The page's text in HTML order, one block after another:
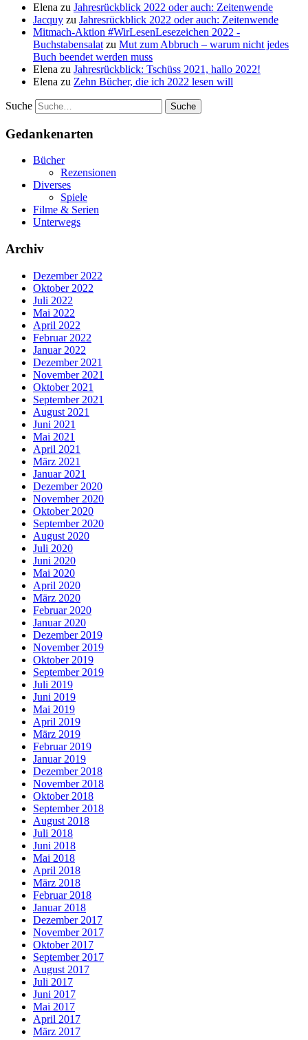
Elena zu Jahresrückblick 2022 oder auch: Zeitenwende
Jacquy zu Jahresrückblick 2022 oder auch: Zeitenwende
Mitmach-Aktion #WirLesenLesezeichen 2022 -
Buchstabensalat zu Mut zum Abbruch – warum nicht jedes
Buch beendet werden muss
Elena zu Jahresrückblick: Tschüss 2021, hallo 2022!
Elena zu Zehn Bücher, die ich 2022 lesen will
Suche
Gedankenarten
Bücher
Rezensionen
Diverses
Spiele
Filme & Serien
Unterwegs
Archiv
Dezember 2022
Oktober 2022
Juli 2022
Mai 2022
April 2022
Februar 2022
Januar 2022
Dezember 2021
November 2021
Oktober 2021
September 2021
August 2021
Juni 2021
Mai 2021
April 2021
März 2021
Januar 2021
Dezember 2020
November 2020
Oktober 2020
September 2020
August 2020
Juli 2020
Juni 2020
Mai 2020
April 2020
März 2020
Februar 2020
Januar 2020
Dezember 2019
November 2019
Oktober 2019
September 2019
Juli 2019
Juni 2019
Mai 2019
April 2019
März 2019
Februar 2019
Januar 2019
Dezember 2018
November 2018
Oktober 2018
September 2018
August 2018
Juli 2018
Juni 2018
Mai 2018
April 2018
März 2018
Februar 2018
Januar 2018
Dezember 2017
November 2017
Oktober 2017
September 2017
August 2017
Juli 2017
Juni 2017
Mai 2017
April 2017
März 2017